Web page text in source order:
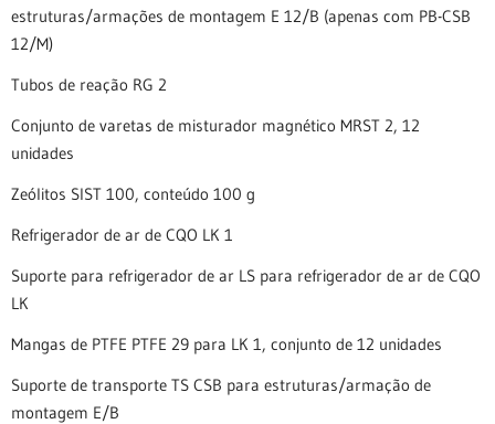
estruturas/armações de montagem E 12/B (apenas com PB-CSB
12/M)
Tubos de reação RG 2
Conjunto de varetas de misturador magnético MRST 2, 12
unidades
Zeólitos SIST 100, conteúdo 100 g
Refrigerador de ar de CQO LK 1
Suporte para refrigerador de ar LS para refrigerador de ar de CQO
LK
Mangas de PTFE PTFE 29 para LK 1, conjunto de 12 unidades
Suporte de transporte TS CSB para estruturas/armação de
montagem E/B